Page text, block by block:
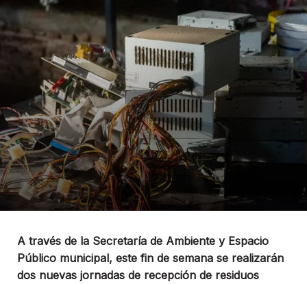
A través de la Secretaría de Ambiente y Espacio
Público municipal, este fin de semana se realizarán
dos nuevas jornadas de recepción de residuos